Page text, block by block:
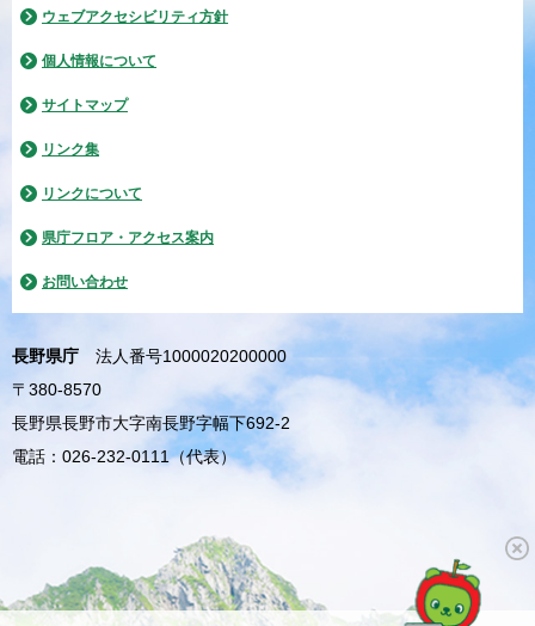
ウェブアクセシビリティ方針
個人情報について
サイトマップ
リンク集
リンクについて
県庁フロア・アクセス案内
お問い合わせ
長野県庁
法人番号1000020200000
〒380-8570
長野県長野市大字南長野字幅下692-2
電話：026-232-0111（代表）